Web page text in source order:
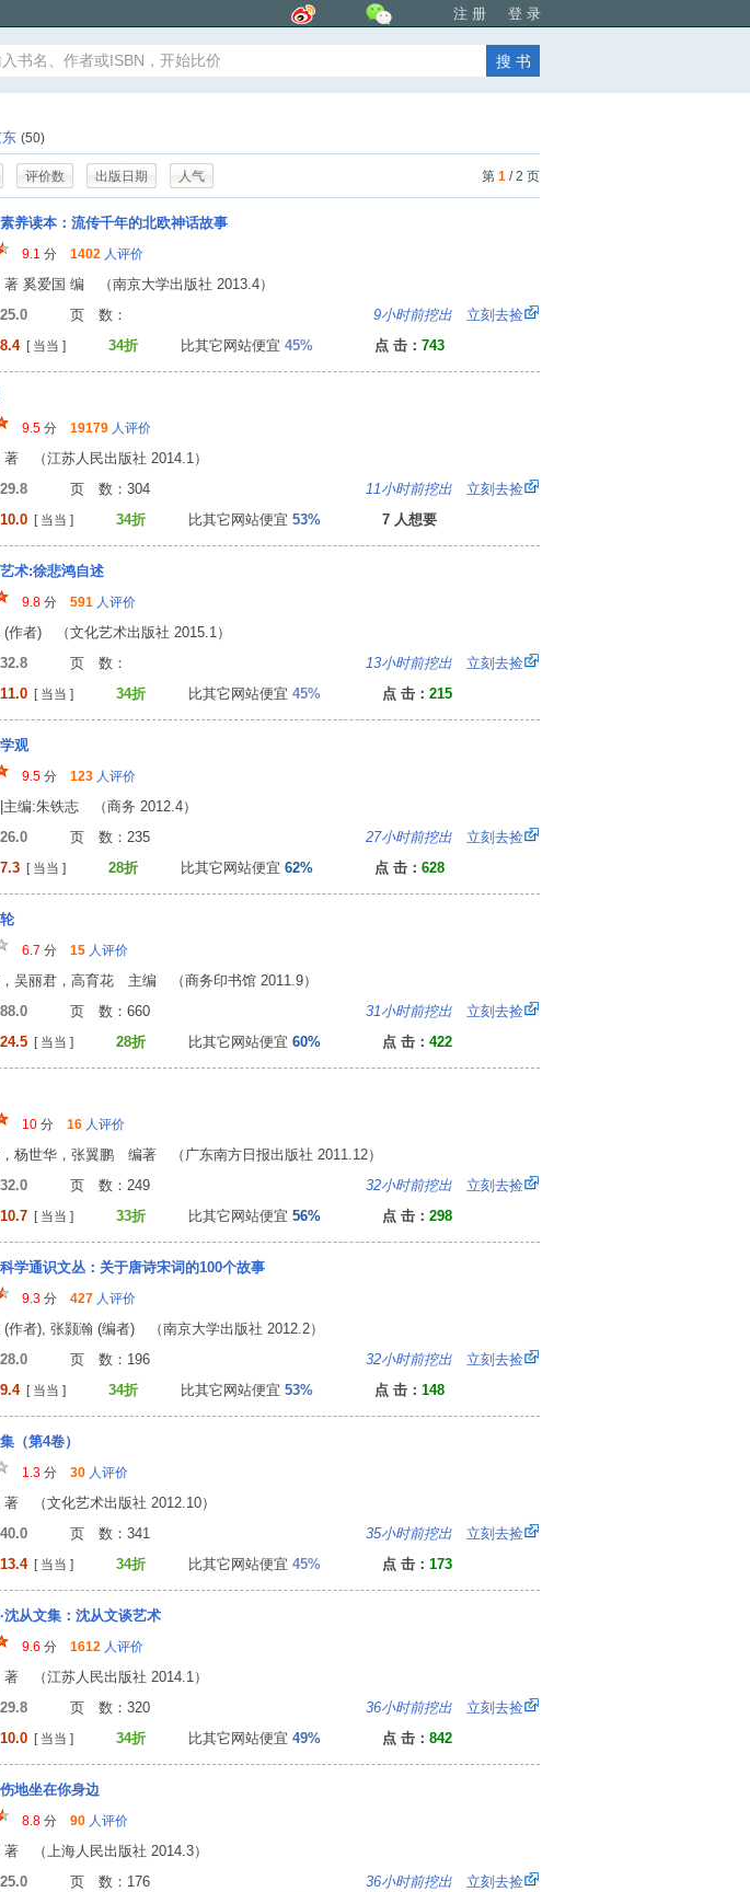
注 册 登 录
(50)
评价数 出版日期 人气 第 1 / 2 页
养读本：流传千年的北欧神话故事
9.1 分 1402 人评价
奚爱国 编 （南京大学出版社 2013.4）
页 数： 9小时前挖出 立刻去捡
8.4[ 当当 ] 34折 比其它网站便宜 45% 点 击： 743
9.5 分 19179 人评价
（江苏人民出版社 2014.1）
页 数：304 11小时前挖出 立刻去捡
10.0 [ 当当 ] 34折 比其它网站便宜 53% 7 人想要
术:徐悲鸿自述
9.8 分 591 人评价
作者) （文化艺术出版社 2015.1）
页 数： 13小时前挖出 立刻去捡
11.0 [ 当当 ] 34折 比其它网站便宜 45% 点 击： 215
观
9.5 分 123 人评价
编:朱铁志 （商务 2012.4）
页 数：235 27小时前挖出 立刻去捡
7.3 [ 当当 ] 28折 比其它网站便宜 62% 点 击： 628
6.7 分 15 人评价
吴丽君，高育花 主编 （商务印书馆 2011.9）
页 数：660 31小时前挖出 立刻去捡
24.5 [ 当当 ] 28折 比其它网站便宜 60% 点 击： 422
10 分 16 人评价
杨世华，张翼鹏 编著 （广东南方日报出版社 2011.12）
页 数：249 32小时前挖出 立刻去捡
10.7 [ 当当 ] 33折 比其它网站便宜 56% 点 击： 298
学通识文丛：关于唐诗宋词的100个故事
9.3 分 427 人评价
作者), 张颢瀚 (编者) （南京大学出版社 2012.2）
页 数：196 32小时前挖出 立刻去捡
9.4[ 当当 ] 34折 比其它网站便宜 53% 点 击： 148
（第4卷）
1.3 分 30 人评价
（文化艺术出版社 2012.10）
页 数：341 35小时前挖出 立刻去捡
13.4[ 当当 ] 34折 比其它网站便宜 45% 点 击： 173
沈从文集：沈从文谈艺术
9.6 分 1612 人评价
（江苏人民出版社 2014.1）
页 数：320 36小时前挖出 立刻去捡
10.0 [ 当当 ] 34折 比其它网站便宜 49% 点 击： 842
地坐在你身边
8.8 分 90 人评价
（上海人民出版社 2014.3）
页 数：176 36小时前挖出 立刻去捡